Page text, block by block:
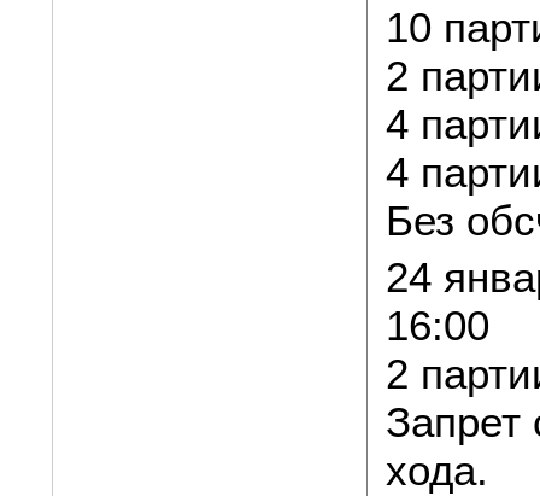
10
2
4
4
Без
24
16:00
2
Запрет
хода.